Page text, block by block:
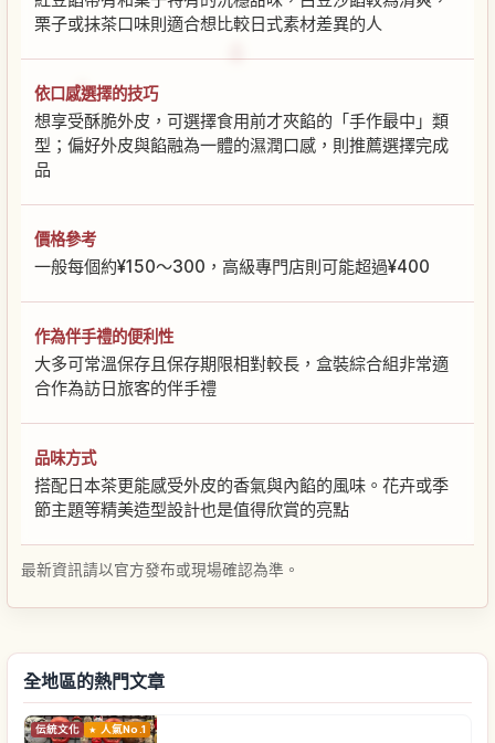
栗子或抹茶口味則適合想比較日式素材差異的人
依口感選擇的技巧
想享受酥脆外皮，可選擇食用前才夾餡的「手作最中」類
型；偏好外皮與餡融為一體的濕潤口感，則推薦選擇完成
品
價格參考
一般每個約¥150〜300，高級專門店則可能超過¥400
作為伴手禮的便利性
大多可常溫保存且保存期限相對較長，盒裝綜合組非常適
合作為訪日旅客的伴手禮
品味方式
搭配日本茶更能感受外皮的香氣與內餡的風味。花卉或季
節主題等精美造型設計也是值得欣賞的亮點
最新資訊請以官方發布或現場確認為準。
全地區的熱門文章
伝統文化 人氣No.1